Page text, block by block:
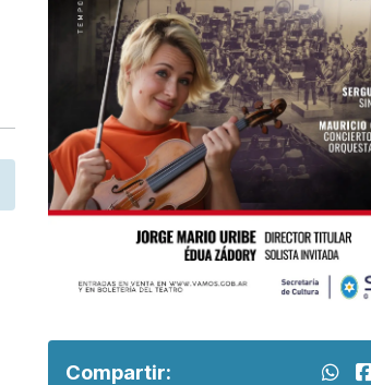
Compartir: